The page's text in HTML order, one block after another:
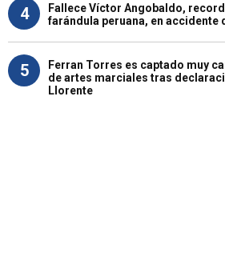
4
Fallece Víctor Angobaldo,
farándula peruana, en accidente
5
Ferran Torres es captado muy
de artes marciales tras
Llorente